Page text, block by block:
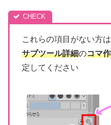
これらの項目がない方は
サブツール詳細のコマ
定してください